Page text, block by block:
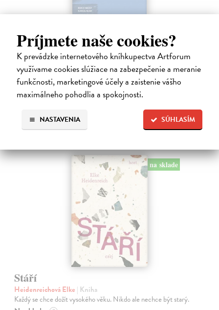
Príjmete naše cookies?
K prevádzke internetového kníhkupectva Artforum
využívame cookies slúžiace na zabezpečenie a meranie
funkčnosti, marketingové účely a zaistenie vášho
maximálneho pohodlia a spokojnosti.
SÚHLASÍM
NASTAVENIA
Bourdieu Pierre| Kniha
Mužská dominance je tak zakotvena v našich společenských
praktikách a našem nevědomí, že si jí sotva všímáme; je natolik v
souladu s našimi očekáváními, že ji jen těžko zpochybňujeme.
Bourdieu vychází…
Na sklade ?
15,00 €
na sklade
Stáří
Heidenreichová Elke | Kniha
Každý se chce dožít vysokého věku. Nikdo ale nechce být starý.